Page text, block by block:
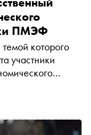
ПМЭФ
участники
индустриях